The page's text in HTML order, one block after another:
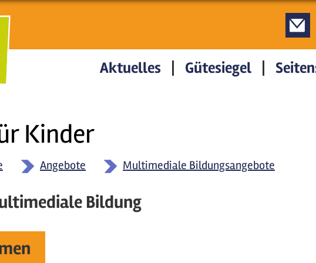
Kinder
Aktuelles Gütesiegel
Angebote Multimediale Bildungsangebote
Bildung